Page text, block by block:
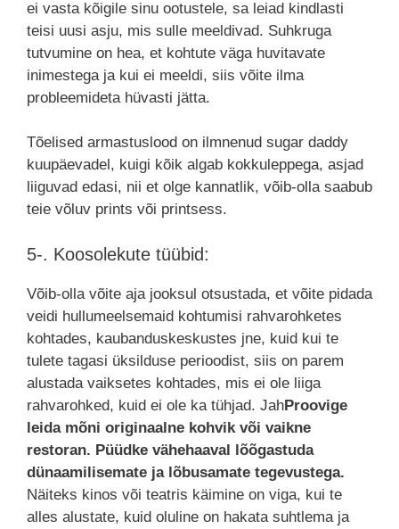
ei vasta kõigile sinu ootustele, sa leiad kindlasti
teisi uusi asju, mis sulle meeldivad. Suhkruga
tutvumine on hea, et kohtute väga huvitavate
inimestega ja kui ei meeldi, siis võite ilma
probleemideta hüvasti jätta.
Tõelised armastuslood on ilmnenud sugar daddy
kuupäevadel, kuigi kõik algab kokkuleppega, asjad
liiguvad edasi, nii et olge kannatlik, võib-olla saabub
teie võluv prints või printsess.
5-. Koosolekute tüübid:
Võib-olla võite aja jooksul otsustada, et võite pidada
veidi hullumeelsemaid kohtumisi rahvarohketes
kohtades, kaubanduskeskustes jne, kuid kui te
tulete tagasi üksilduse perioodist, siis on parem
alustada vaiksetes kohtades, mis ei ole liiga
rahvarohked, kuid ei ole ka tühjad. JahProovige
leida mõni originaalne kohvik või vaikne
restoran. Püüdke vähehaaval lõõgastuda
dünaamilisemate ja lõbusamate tegevustega.
Näiteks kinos või teatris käimine on viga, kui te
alles alustate, kuid oluline on hakata suhtlema ja